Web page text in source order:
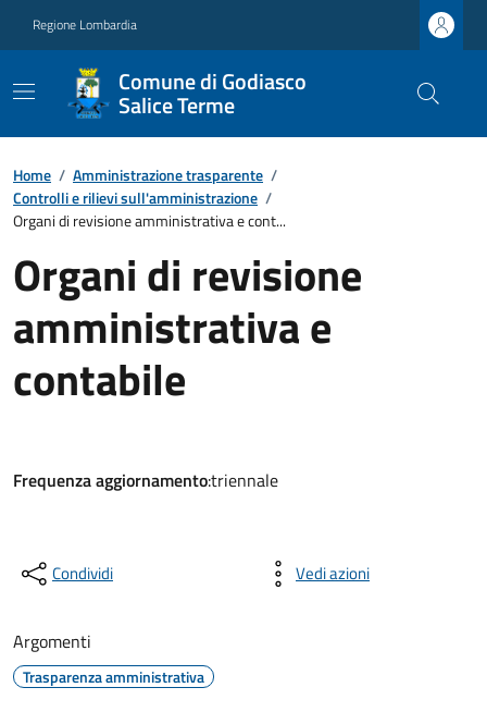
Regione Lombardia
Comune di Godiasco
Salice Terme
Home / Amministrazione trasparente /
Controlli e rilievi sull'amministrazione /
Organi di revisione amministrativa e cont...
Organi di revisione
amministrativa e
contabile
Frequenza aggiornamento:triennale
Condividi Vedi azioni
Argomenti
Trasparenza amministrativa